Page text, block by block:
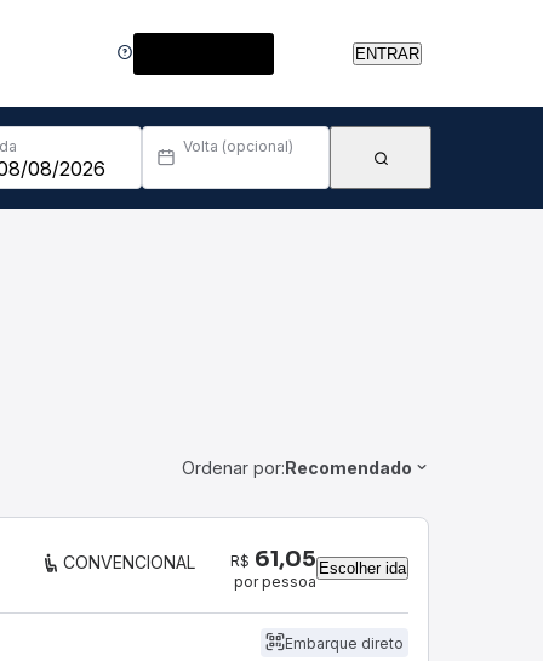
ENTRAR
Volta (opcional)
Ordenar por:Recomendado
CONVENCIONAL R$ 61,05
por pessoa
Escolher ida
Embarque direto